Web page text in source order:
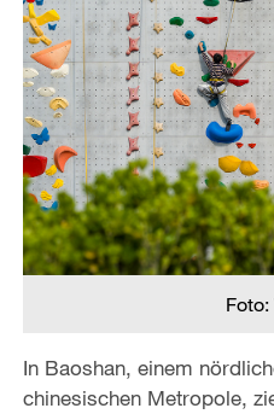
In Baoshan, einem
chinesischen Metropole,